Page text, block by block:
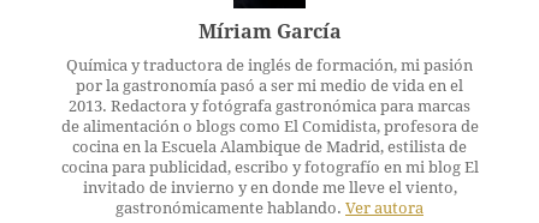
Míriam García
Química y traductora de inglés de formación, mi pasión
por la gastronomía pasó a ser mi medio de vida en el
2013. Redactora y fotógrafa gastronómica para marcas
de alimentación o blogs como El Comidista, profesora de
cocina en la Escuela Alambique de Madrid, estilista de
cocina para publicidad, escribo y fotografío en mi blog El
invitado de invierno y en donde me lleve el viento,
gastronómicamente hablando. Ver autora